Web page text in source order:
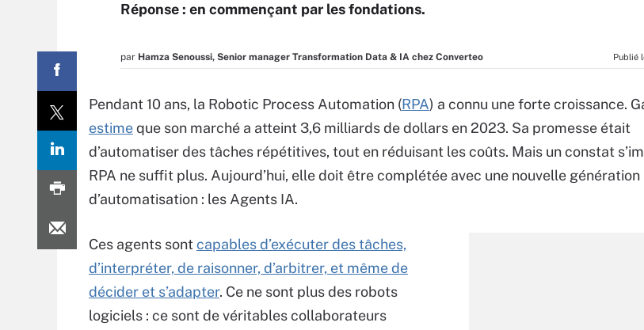
Réponse : en commençant par les fondations.
par Hamza Senoussi, Senior manager Transformation Data & IA chez Converteo Publié
Pendant 10 ans, la Robotic Process Automation (RPA) a connu une forte croissance.
estimeque son marché a atteint 3,6 milliards de dollars en 2023. Sa promesse était
d’automatiser des tâches répétitives, tout en réduisant les coûts. Mais un constat
RPA ne suffit plus. Aujourd’hui, elle doit être complétée avec une nouvelle génération
d’automatisation : les Agents IA.
Ces agents sont capables d’exécuter des tâches,
d’interpréter, de raisonner, d’arbitrer, et même de
décider et s’adapter. Ce ne sont plus des robots
logiciels : ce sont de véritables collaborateurs